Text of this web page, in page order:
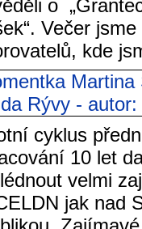
o
Večer
kde
cyklus
10 let
velmi
jak nad